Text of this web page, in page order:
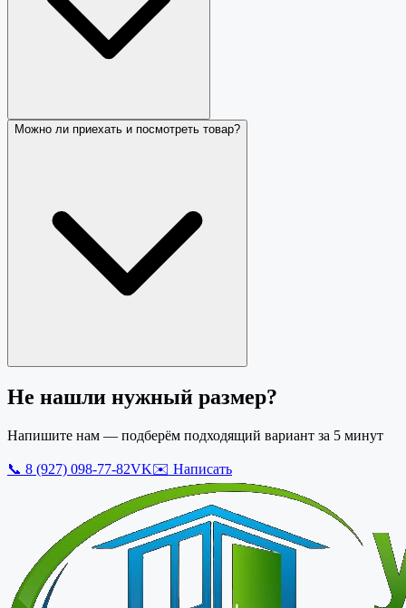
Можно ли приехать и посмотреть товар?
Не нашли нужный размер?
Напишите нам — подберём подходящий вариант за 5 минут
📞 8 (927) 098-77-82VK✉️ Написать